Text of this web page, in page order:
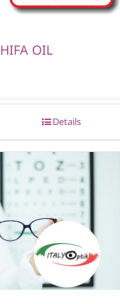
HIFA OIL
Details